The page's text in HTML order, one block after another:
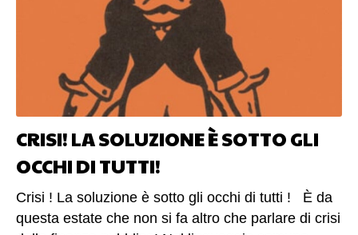
detto che poteva esserlo anche per gli altri. Per
questo in linea di massima mi astengo dal
pubblicare recensioni di corsi. Facendo il formatore
ne frequento tanti per apprendere, trovare
ispirazioni, idee, e fare pubbliche relazioni. Ma
come ti dicevo stavolta è diverso! (altro…)
CRISI! LA SOLUZIONE È SOTTO GLI
OCCHI DI TUTTI!
Crisi ! La soluzione è sotto gli occhi di tutti ! È da questa estate che non si fa altro che parlare di crisi della finanza pubblica! Nel linguaggio comune parole come “spread”, “differenziale”, “rendimento”, sono diventate più frequenti di pizza, pasta, vino e birra. Se conti il numero delle volte che un uomo medio italiano pronuncia le parole “spread” o “tasse” nell’arco di una giornata, ti renderai conto che la dice almeno il doppio di pasta e pane. Sono tutti preoccupati e allarmati dalle notizie dei giornali e per strada la gente non fa altro che parlare di Monti e del suo governo, con una frequenza ed una familiarità maggiore di quella che userebbero se parlassero della propria moglie o della propria fidanzata. Recentemente ho incontrato alcuni professionisti che stanno seriamente valutando l’idea di chiudere l’attività e di utilizzare i risparmi per vivere di rendita (investendo in titoli di stato che rendono più del 7%). Mi sembra assurdo! Ma come si fa a pensare di chiudere una attività autonoma? Mi sono reso conto che ascoltare tutte queste notizie sulla crisi e sulle tasse che aumentano mi sottrae energia, mi butta giù e mi distoglie dai miei veri obiettivi! Lamentarsi delle tasse che aumentano non porterà a nulla ! E questo te lo dice un liberista convinto. Anzi se proprio vuoi sapere la mia opinione sull’argomento (e ci tengo a precisare che è solo personale) è che per me le “Tasse Alte” e un forte intervento dello Stato nella società, sono un fattore di debolezza e di arretratezza in quanto deprimono l’economia e disincentivano le forze produttive del Paese a livello macroeconomico. Dal mio punto di vista non è colpa dell’Europa se stiamo male ma del fatto che gli Enti pubblici nella loro totalità (dal primo ministro al bidello della scuola di Vattela a Pesca) hanno gestito male e in mala fede in questi ultimi 30 anni le risorse loro assegnate. Ma quello che penso io non ha alcuna importanza e non è di questo che voglio parlarti in questo articolo. Quello su cui vorrei focalizzare l’attenzione oggi è che piangendosi addosso, non si risolvono i problemi. Recentemente siamo anche arrivati ad ascoltare in tv di persone che si suicidano a causa delle tasse. Assurdo! Sai che ti dico, quelle persone si sono uccise non per le tasse ma, perché si sono viste perse, hanno percepito un forte senso di smarrimento e hanno dato troppo credito alle notizie che sentivano in tv! Hanno percepito il cambiamento come l’inizio di una ineluttabile fine! Spegni immediatamente la televisione e comincia a rimboccarti le maniche! Non è piangendoti addosso che si risolvono i tuoi problemi! Per quanto forte ti lamenti non ti ascolterà nessuno! Chi ha il potere di cambiare le cose non sta vicino a te ad ascoltare la tua voce lamentosa, per accogliere le tue improbabili proposte. Lamentarsi ci sottrae solo energia e non ci fa vedere la soluzione che è già sotto gli occhi di tutti noi! SMETTILA LAMENTARTI DELLE TASSE E PENSA A GUADAGNARE DI PIU’. Questa è la soluzione! Non altre improbabili ricette! Le tasse sono un dato di fatto e non è solo a causa delle tasse che tu non ce la fai ad arrivare a fare tutto quello che vuoi. Mettitelo bene in testa! Le Tasse sono un dato di fatto che devi accettare per forza! Pensa piuttosto a guadagnare di più. Oggi è il momento per cambiare! Se non ora quando? Datti da fare e vai alla ricerca di nuovi clienti e di nuove occasioni di lavoro! C’è un mare di opportunità che sta aspettando di essere solcato. Ora è il momento di investire in marketing e promozione! Ti ripeto: Se non ora quando? Questo vale anche se tu sei un dipendente! Anzi a maggior ragione vale soprattutto per te! L’aumento delle tasse, l’aumento della benzina, l’istituzione dell’IMU, e l’aumento del caro vita, incideranno direttamente sul tuo stipendio, erodendo notevolmente il tuo livello di benessere e il tuo potere di acquisto. Il tuo lavoro e il tuo stipendio avranno un valore sempre minore. Per questo motivo devi darti una mossa oggi stesso e cominciare a trovare una soluzione REALE per guadagnare di più. Può essere la ricerca di un nuovo lavoro dove beccherai più soldi, oppure l’avvio di una attività autonoma part time, o perchè no’ potresti finalmente decidere di metterti in proprio e smetterla di lavorare per gli altri, per un imprenditore che non gratifica a sufficienza i tuoi sforzi e che non è neppure capace di salvare la sua azienda. Ti ripeto: se non ora quando! Prendi il coraggio a due mani: basta lamentarti per le tasse e pensa a guadagnare di più! Investi in marketing ! Il marketing è l’unica vera competenza strategica che può cambiarti la vita oggi! Solo aumentando la tua capacità di farti notare, potrai aumentare il numero dei tuoi clienti e con esso aumenterai le tue opportunità di guadagno e la tua soddisfazione personale! È innegabile che oggi in questo periodo di forte crisi c’è gente che si sta arricchendo, gente che produce sempre più risultati e guadagna posizioni di maggior rilievo. Queste persone sono quelle che hanno imparato a sfruttare il Marketing a loro vantaggio. In tanti in questi giorni mi hanno scritto, in risposta al mio controverso articolo precedente, https://www.linkedin-marketing.it/blog/sconcertante-il-tuo-successo-non-dipende-da-quanto-sgobbi/ Molti hanno protestato, dicendo che era addirittura immorale scrivere che “il successo dipende dalla capacità di farsi notare piuttosto che dall’impegno che si mette a diventare più bravi nel fare una cosa”. Questa purtroppo è la verità! Non basta essere bravi a fare le cose bisogna sapersi vendere! Se continuiamo a fare sempre le stesse cose otterremo sempre gli stessi risultati! Per ottenere risultati differenti bisogna imparare a fare cose differenti. Ed oggi devi focalizzarti sul guadagnare di più! Cerca più clienti e cerca migliori clienti. Fuori ci sono un sacco di persone e di aziende con i soldi che aspettano solo che qualcuno gli offra i suoi prodotti e i suoi servizi. Oggi è il momento di investire in marketing e promozione ! Ora è il momento di andare alla ricerca di nuovi clienti e nuove occasioni di lavoro! Il 14 Aprile 2012 terrò un seminario, unico nel suo genere. Tema del seminario è il self marketing con social network! I partecipanti impareranno come fare marketing utilizzando i social network (in particolare LinkedIn e Facebook) per attrarre clienti, aumentare il proprio giro d’affari, lanciare nuovi prodotti e servizi e nuovi business, creare opportunità di carriera. È ideale per : Manager Professionisti Autonomi Amministratori di società Aspiranti imprenditori Lavoratori alla ricerca di nuove opportunità di carriera seminario social network self marketing Nel corso del seminario viene presentato un modello di internet marketing molto particolare, che fa leva sui social network e sfruttandone le funzionalità gratuite abbassa di oltre il 60% i costi delle attività di pubblicità. Trovi tutte le informazioni in questa pagina web: “Sconcertante! il tuo successo non dipende da quanto sgobbi !” https://www.linkedin-marketing.it/seminari/seminario-socialnetwork-14-aprile-milano/ Se non hai le risorse per investire in formazione Se non hai le risorse per frequentare corsi, investi nella tua formazione in marketing leggendo libri. Certo il materiale migliore è ancora tutto in inglese … Io personalmente spendo un sacco di soldi per leggere pubblicazioni di marketing direttamente in inglese (e tu assicuro che non sempre è piacevole). Solo nel 2011 ho speso oltre 5000 euro di materiale di marketing in inglese tra libri abbonamenti a riviste e membership su siti di formazione dedicati al marketing! Ecco qui una lista di libri che possono aiutarti a sviluppare le tue competenze di marketing. Testi in inglese di marketing Subliminal Persuasion: Influence & Marketing Secrets They Don’t Want You To Know – Dave Lakhani The Guru Investor: How to Beat the Market Using History’s Best Investment Strategies – John P. Reese Guerrilla Marketing for Job Hunters 3.0: – Jay Conrad Levinson The Ultimate Sales Letter: Attract New Customers. Boost your Sales. – Dan S. Kennedy Getting Everything You Can Out of All You’ve Got: 21 Ways You Can Out-Think, Out-Perform, and Out-Earn the Competition – Jay Abraham Be Your Own Brand: Achieve More of What You Want by Being More of Who You Are – David McNally The Brand You 50 : Or : Fifty Ways to Transform Yourself from an ‘Employee’ into a Brand That Shouts Distinction, Commitment, and Passion! – Tom Peters Social Networking for Career Success: Using Online Tools to Create a Personal Brand – Miriam Salpeter Me 2.0, Revised and Updated Edition: 4 Steps to Building Your Future- Dan Schawbel The 10Ks of Personal Branding: Create a Better You – Kaplan Mobray Self Marketing Power: Branding Yourself As a Business of One- Jeff Beals Marketing Management (14th Edition) – Philip Kotler Principles of Marketing (14th Edition) – Philip Kotler The Ultimate Marketing Plan: Target Your Audience! Get Out Your Message! Build Your Brand! – Dan Kennedy The Marketing Gurus: Lessons from the Best Marketing Books of All Time – Chris Murray In Italiano Neuro Marketing Le Armi della Persuasione – Robert B. Cialdini Tutte le palle del marketing – Seth Godin Che Pasticcio di Marketing – Seth Godin I Piccoli saranno i Primi – Seth Godin Guerrilla Marketing – Conrad Levinson Jay Hanley Paul R. J. L’Arte del Passaparola Buzz Marketing: Regole pratiche per far parlare del vostro business 4 Ore alla Settimana – Timothy Ferris La Mucca Viola – Seth Godin I Segreti della Mente Milionaria – T. Harv Eker Pensa da Zebra Bella Bleicher, Sari Barel A Scuola di Business – Robert T. Kiyosaki Pensa in grande e manda tutti al diavolo – Donald J. Trump Basta – Seth Godin Il Ruggito della Mucca Viola – Seth Godin Programmi formativi per cominciare a imparare velocemente Customer Excellence Scopri le strategie per deliziare il tuo cliente, fidelizzarlo a lungo e trasformalo in partner a vita! The Blueprint The Bl